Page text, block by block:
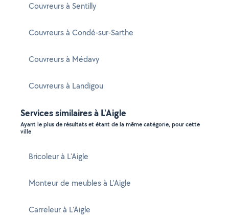
Couvreurs à Sentilly
Couvreurs à Condé-sur-Sarthe
Couvreurs à Médavy
Couvreurs à Landigou
Services similaires à L'Aigle
Ayant le plus de résultats et étant de la même catégorie, pour cette
ville
Bricoleur à L'Aigle
Monteur de meubles à L'Aigle
Carreleur à L'Aigle